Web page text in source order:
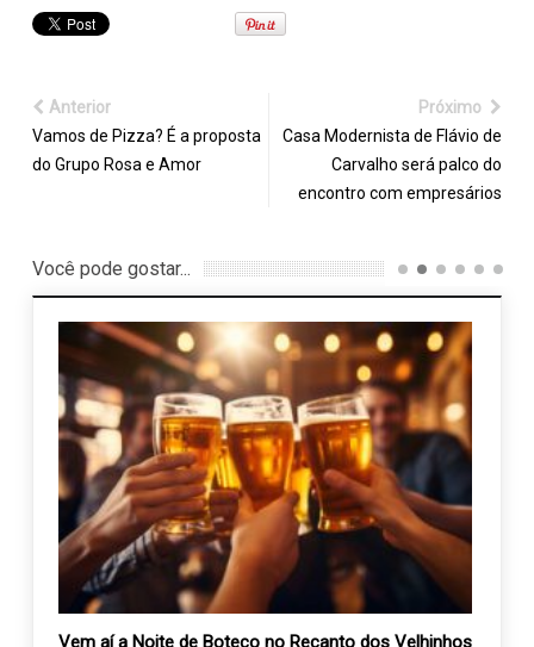
Anterior
Vamos de Pizza? É a proposta
do Grupo Rosa e Amor
Próximo
Casa Modernista de Flávio de
Carvalho será palco do
encontro com empresários
Você pode gostar...
Vem aí a Noite de Boteco no Recanto dos Velhinhos